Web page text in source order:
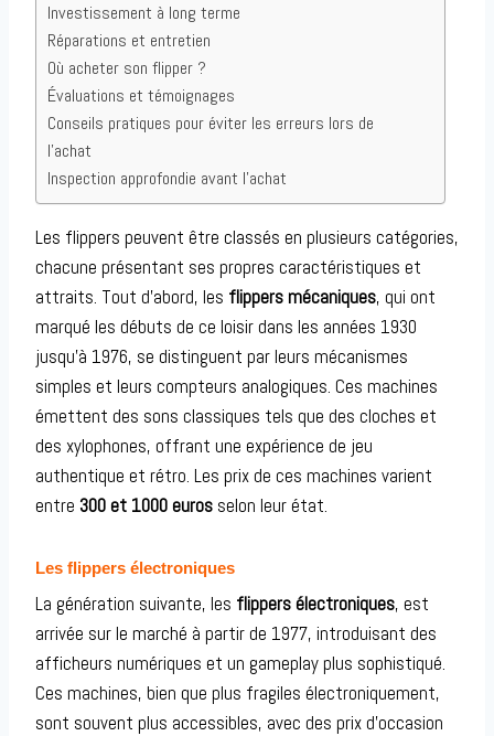
Investissement à long terme
Réparations et entretien
Où acheter son flipper ?
Évaluations et témoignages
Conseils pratiques pour éviter les erreurs lors de
l’achat
Inspection approfondie avant l’achat
Les flippers peuvent être classés en plusieurs catégories,
chacune présentant ses propres caractéristiques et
attraits. Tout d’abord, les flippers mécaniques, qui ont
marqué les débuts de ce loisir dans les années 1930
jusqu’à 1976, se distinguent par leurs mécanismes
simples et leurs compteurs analogiques. Ces machines
émettent des sons classiques tels que des cloches et
des xylophones, offrant une expérience de jeu
authentique et rétro. Les prix de ces machines varient
entre 300 et 1000 euros selon leur état.
Les flippers électroniques
La génération suivante, les flippers électroniques, est
arrivée sur le marché à partir de 1977, introduisant des
afficheurs numériques et un gameplay plus sophistiqué.
Ces machines, bien que plus fragiles électroniquement,
sont souvent plus accessibles, avec des prix d’occasion